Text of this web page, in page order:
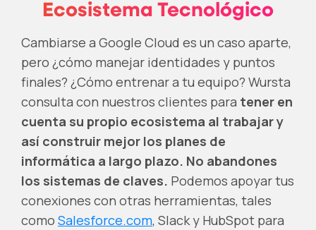
Ecosistema Tecnológico
Cambiarse a Google Cloud es un caso aparte,
pero ¿cómo manejar identidades y puntos
finales? ¿Cómo entrenar a tu equipo? Wursta
consulta con nuestros clientes para tener en
cuenta su propio ecosistema al trabajar y
así construir mejor los planes de
informática a largo plazo. No abandones
los sistemas de claves. Podemos apoyar tus
conexiones con otras herramientas, tales
como Salesforce.com, Slack y HubSpot para